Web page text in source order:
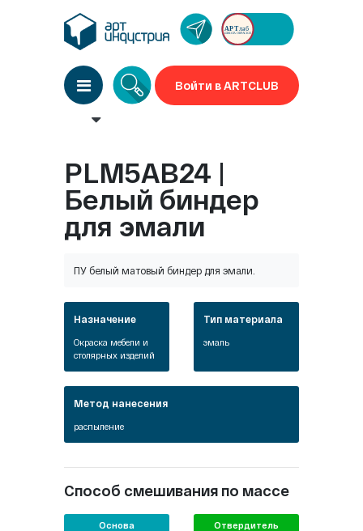
Войти в ARTCLUB
PLM5AB24 |
Белый биндер
для эмали
ПУ белый матовый биндер для эмали.
Назначение
Окраска мебели и
столярных изделий
Тип материала
эмаль
Метод нанесения
распыление
Способ смешивания по массе
Основа Отвердитель